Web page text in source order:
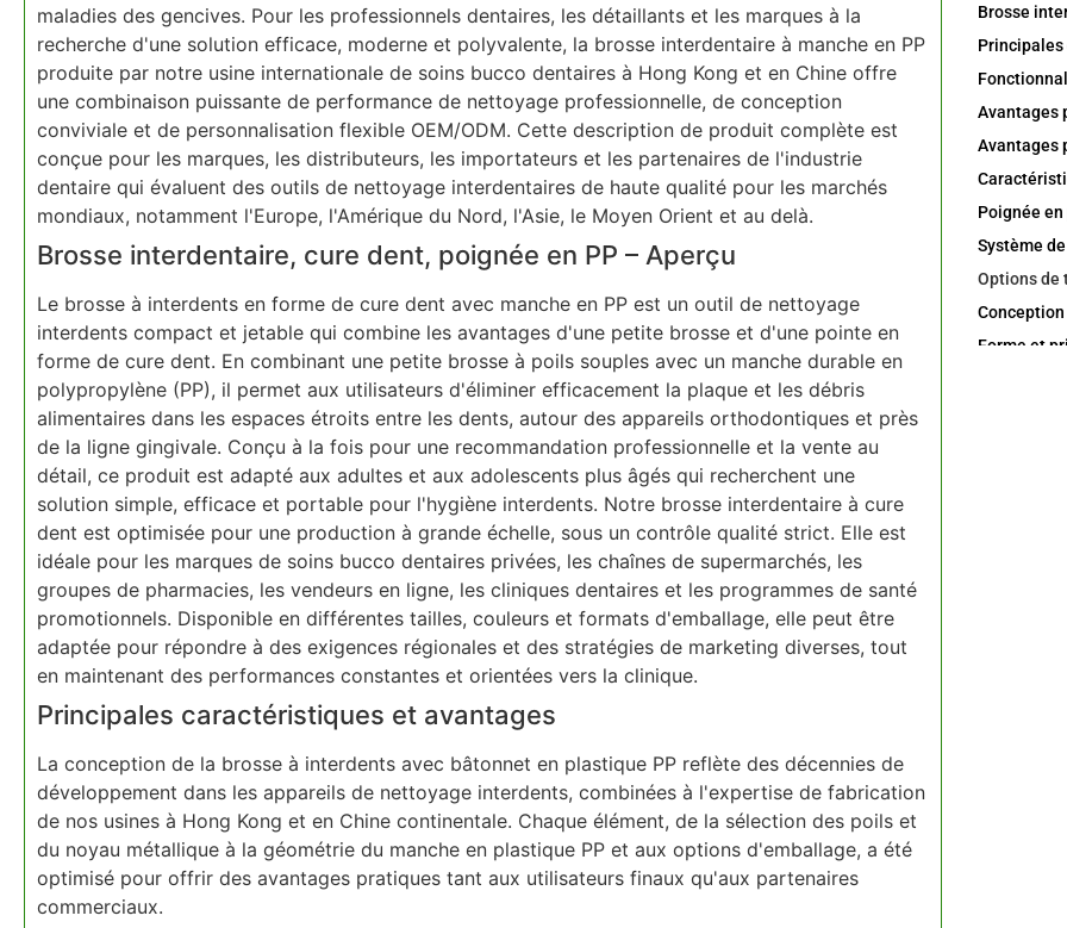
maladies des gencives. Pour les professionnels dentaires, les détaillants et les marques à la
recherche d'une solution efficace, moderne et polyvalente, la brosse interdentaire à manche en PP
produite par notre usine internationale de soins bucco dentaires à Hong Kong et en Chine offre
une combinaison puissante de performance de nettoyage professionnelle, de conception
conviviale et de personnalisation flexible OEM/ODM. Cette description de produit complète est
conçue pour les marques, les distributeurs, les importateurs et les partenaires de l'industrie
dentaire qui évaluent des outils de nettoyage interdentaires de haute qualité pour les marchés
mondiaux, notamment l'Europe, l'Amérique du Nord, l'Asie, le Moyen Orient et au delà.
Brosse interdentaire, cure dent, poignée en PP – Aperçu
Le brosse à interdents en forme de cure dent avec manche en PP est un outil de nettoyage
interdents compact et jetable qui combine les avantages d'une petite brosse et d'une pointe en
forme de cure dent. En combinant une petite brosse à poils souples avec un manche durable en
polypropylène (PP), il permet aux utilisateurs d'éliminer efficacement la plaque et les débris
alimentaires dans les espaces étroits entre les dents, autour des appareils orthodontiques et près
de la ligne gingivale. Conçu à la fois pour une recommandation professionnelle et la vente au
détail, ce produit est adapté aux adultes et aux adolescents plus âgés qui recherchent une
solution simple, efficace et portable pour l'hygiène interdents. Notre brosse interdentaire à cure
dent est optimisée pour une production à grande échelle, sous un contrôle qualité strict. Elle est
idéale pour les marques de soins bucco dentaires privées, les chaînes de supermarchés, les
groupes de pharmacies, les vendeurs en ligne, les cliniques dentaires et les programmes de santé
promotionnels. Disponible en différentes tailles, couleurs et formats d'emballage, elle peut être
adaptée pour répondre à des exigences régionales et des stratégies de marketing diverses, tout
en maintenant des performances constantes et orientées vers la clinique.
Principales caractéristiques et avantages
La conception de la brosse à interdents avec bâtonnet en plastique PP reflète des décennies de
développement dans les appareils de nettoyage interdents, combinées à l'expertise de fabrication
de nos usines à Hong Kong et en Chine continentale. Chaque élément, de la sélection des poils et
du noyau métallique à la géométrie du manche en plastique PP et aux options d'emballage, a été
optimisé pour offrir des avantages pratiques tant aux utilisateurs finaux qu'aux partenaires
commerciaux.
Avantages
Poignée
Système
Forme et